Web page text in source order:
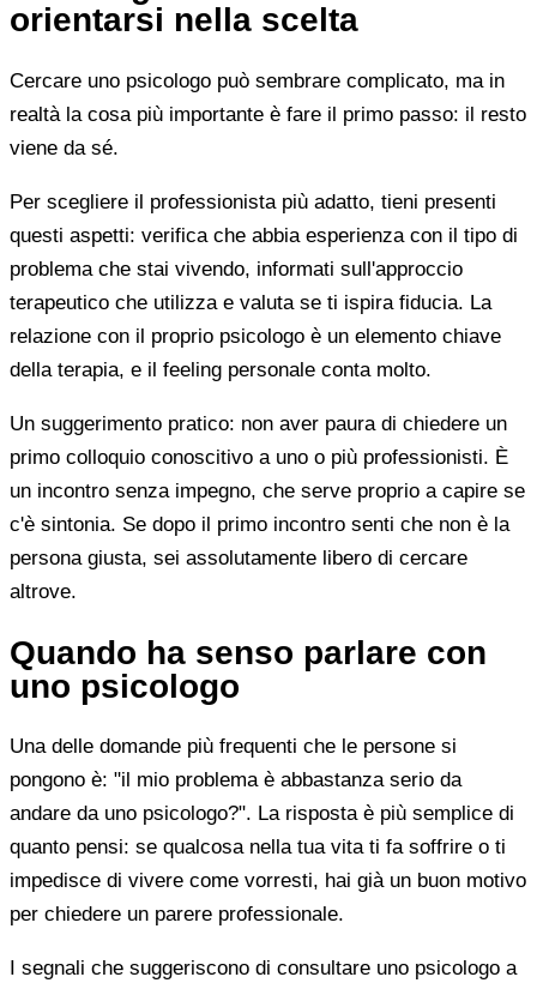
orientarsi nella scelta
Cercare uno psicologo può sembrare complicato, ma in
realtà la cosa più importante è fare il primo passo: il resto
viene da sé.
Per scegliere il professionista più adatto, tieni presenti
questi aspetti: verifica che abbia esperienza con il tipo di
problema che stai vivendo, informati sull'approccio
terapeutico che utilizza e valuta se ti ispira fiducia. La
relazione con il proprio psicologo è un elemento chiave
della terapia, e il feeling personale conta molto.
Un suggerimento pratico: non aver paura di chiedere un
primo colloquio conoscitivo a uno o più professionisti. È
un incontro senza impegno, che serve proprio a capire se
c'è sintonia. Se dopo il primo incontro senti che non è la
persona giusta, sei assolutamente libero di cercare
altrove.
Quando ha senso parlare con
uno psicologo
Una delle domande più frequenti che le persone si
pongono è: "il mio problema è abbastanza serio da
andare da uno psicologo?". La risposta è più semplice di
quanto pensi: se qualcosa nella tua vita ti fa soffrire o ti
impedisce di vivere come vorresti, hai già un buon motivo
per chiedere un parere professionale.
I segnali che suggeriscono di consultare uno psicologo a